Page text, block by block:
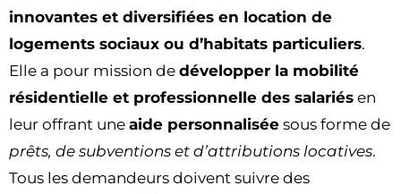
innovantes et diversifiées en location de
logements sociaux ou d’habitats particuliers.
Elle a pour mission de développer la mobilité
résidentielle et professionnelle des salariés en
leur offrant une aide personnalisée sous forme de
prêts, de subventions et d’attributions locatives.
Tous les demandeurs doivent suivre des